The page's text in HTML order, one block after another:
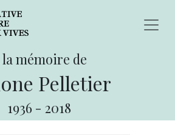
la mémoire de
Pelletier
1936 - 2018